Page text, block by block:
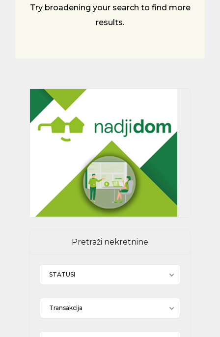
Try broadening your search to find more
results.
Pretraži nekretnine
STATUSI
Transakcija